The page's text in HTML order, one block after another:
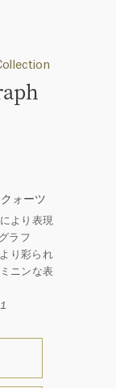
クォーツ
より表現
ラフ
り彩られ
ニンな表